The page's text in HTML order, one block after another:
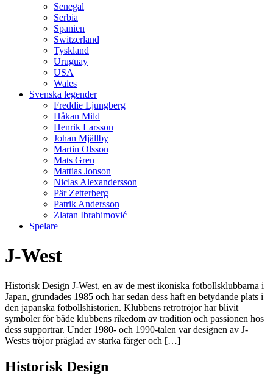
Senegal
Serbia
Spanien
Switzerland
Tyskland
Uruguay
USA
Wales
Svenska legender
Freddie Ljungberg
Håkan Mild
Henrik Larsson
Johan Mjällby
Martin Olsson
Mats Gren
Mattias Jonson
Niclas Alexandersson
Pär Zetterberg
Patrik Andersson
Zlatan Ibrahimović
Spelare
J-West
Historisk Design J-West, en av de mest ikoniska fotbollsklubbarna i
Japan, grundades 1985 och har sedan dess haft en betydande plats i
den japanska fotbollshistorien. Klubbens retrotröjor har blivit
symboler för både klubbens rikedom av tradition och passionen hos
dess supportrar. Under 1980- och 1990-talen var designen av J-
West:s tröjor präglad av starka färger och […]
Historisk Design